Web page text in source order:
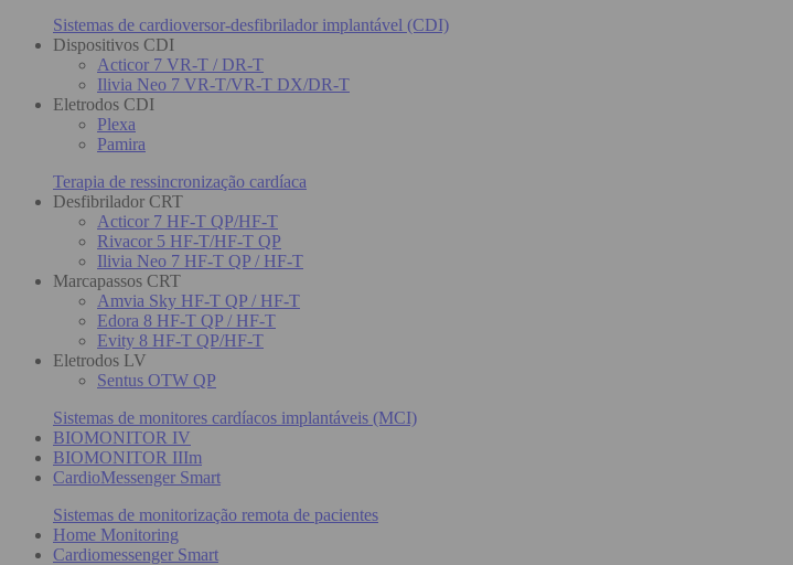
Sistemas de cardioversor-desfibrilador implantável (CDI)
Dispositivos CDI
Acticor 7 VR-T / DR-T
Ilivia Neo 7 VR-T/VR-T DX/DR-T
Eletrodos CDI
Plexa
Pamira
Terapia de ressincronização cardíaca
Desfibrilador CRT
Acticor 7 HF-T QP/HF-T
Rivacor 5 HF-T/HF-T QP
Ilivia Neo 7 HF-T QP / HF-T
Marcapassos CRT
Amvia Sky HF-T QP / HF-T
Edora 8 HF-T QP / HF-T
Evity 8 HF-T QP/HF-T
Eletrodos LV
Sentus OTW QP
Sistemas de monitores cardíacos implantáveis (MCI)
BIOMONITOR IV
BIOMONITOR IIIm
CardioMessenger Smart
Sistemas de monitorização remota de pacientes
Home Monitoring
Cardiomessenger Smart